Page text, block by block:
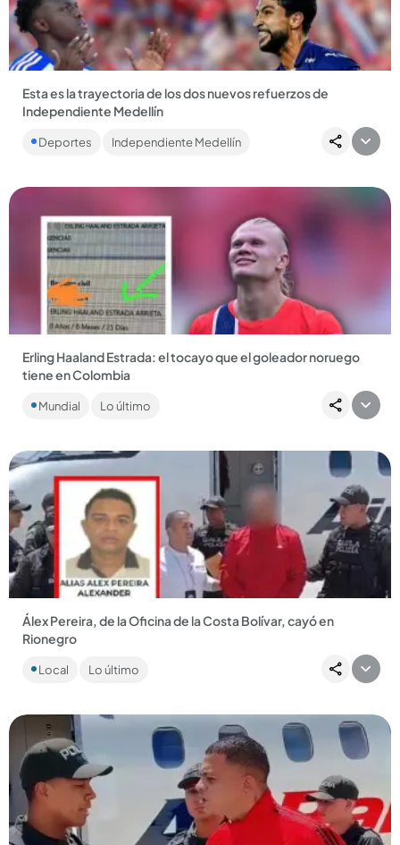
Compartir Noticia
Esta es la trayectoria de los dos nuevos refuerzos de
Independiente Medellín
El DIM anunció la llegada del defensor Alfonso Simarra y del
delantero Jeison Medina....
Deportes Independiente Medellín
Compartir Noticia
Erling Haaland Estrada: el tocayo que el goleador noruego
tiene en Colombia
En el Caribe de Colombia unos padres decidieron llamar a su
hijo como el delantero noruego. El nombre del niño ya se
Mundial Lo último
Compartir Noticia
Álex Pereira, de la Oficina de la Costa Bolívar, cayó en
Rionegro
Llegó al aeropuerto José María Córdova tras ser expulsado
de Panamá. ...
Local Lo último
Compartir Noticia